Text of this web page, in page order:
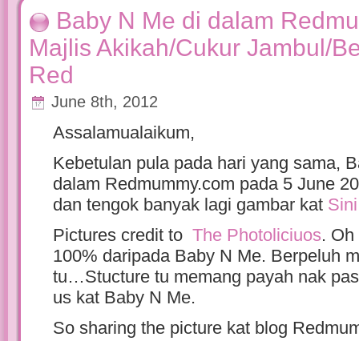
Baby N Me di dalam
Majlis Akikah/Cukur Jambul/
Red
June 8th, 2012
Assalamualaikum,
Kebetulan pula pada hari yang sama,
dalam Redmummy.com pada 5 June
dan tengok banyak lagi gambar kat Sini
Pictures credit to The Photoliciuos.
100% daripada Baby N Me. Berpeluh
tu…Stucture tu memang payah nak
us kat Baby N Me.
So sharing the picture kat blog